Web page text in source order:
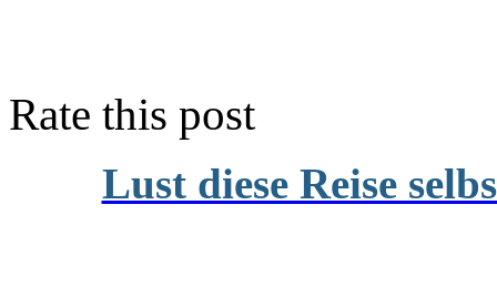
Rate this post
Lust diese Reise